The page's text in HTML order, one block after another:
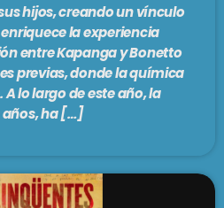
hijos, creando un vínculo
la experiencia
entre Kapanga y Bonetto
previas, donde la química
lo largo de este año, la
años, ha […]